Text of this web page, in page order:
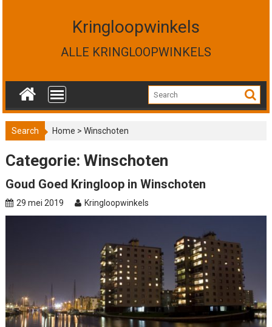
n
Kringloopwinkels
ALLE KRINGLOOPWINKELS
Search Home >Winschoten
Categorie: Winschoten
Goud Goed Kringloop in Winschoten
29 mei 2019 Kringloopwinkels